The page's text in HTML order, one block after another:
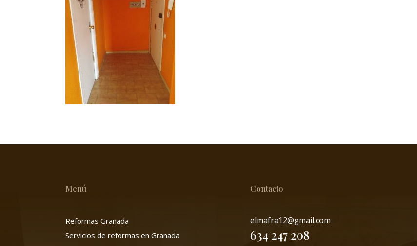
Menú
Reformas Granada
Servicios de reformas en Granada
Contacto
elmafra12@gmail.com
634 247 208